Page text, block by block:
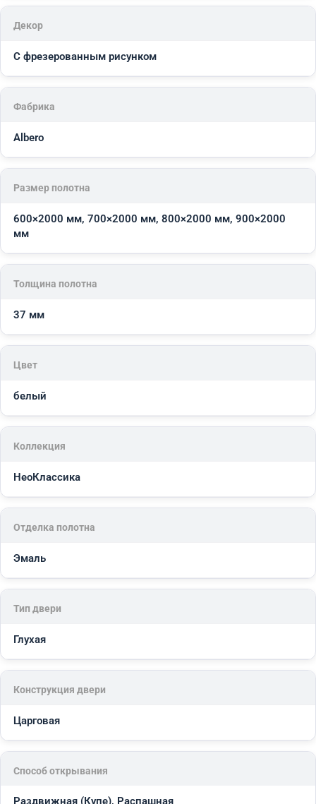
Декор
С фрезерованным рисунком
Фабрика
Albero
Размер полотна
600×2000 мм, 700×2000 мм, 800×2000 мм, 900×2000
мм
Толщина полотна
37 мм
Цвет
белый
Коллекция
НеоКлассика
Отделка полотна
Эмаль
Тип двери
Глухая
Конструкция двери
Царговая
Способ открывания
Раздвижная (Купе), Распашная